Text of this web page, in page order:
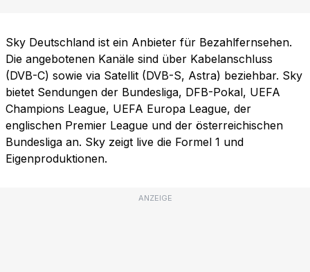
Sky Deutschland ist ein Anbieter für Bezahlfernsehen.
Die angebotenen Kanäle sind über Kabelanschluss
(DVB-C) sowie via Satellit (DVB-S, Astra) beziehbar. Sky
bietet Sendungen der Bundesliga, DFB-Pokal, UEFA
Champions League, UEFA Europa League, der
englischen Premier League und der österreichischen
Bundesliga an. Sky zeigt live die Formel 1 und
Eigenproduktionen.
ANZEIGE